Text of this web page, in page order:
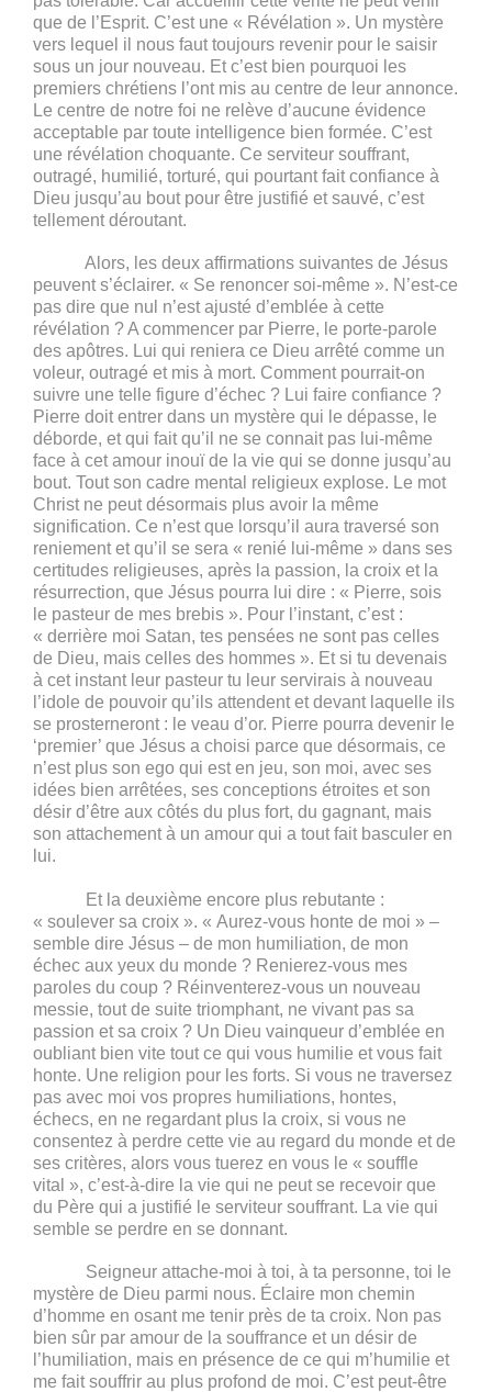
que de l’Esprit. C’est une « Révélation ». Un mystère
vers lequel il nous faut toujours revenir pour le saisir
sous un jour nouveau. Et c’est bien pourquoi les
premiers chrétiens l’ont mis au centre de leur annonce.
Le centre de notre foi ne relève d’aucune évidence
acceptable par toute intelligence bien formée. C’est
une révélation choquante. Ce serviteur souffrant,
outragé, humilié, torturé, qui pourtant fait confiance à
Dieu jusqu’au bout pour être justifié et sauvé, c’est
tellement déroutant.
Alors, les deux affirmations suivantes de Jésus
peuvent s’éclairer. « Se renoncer soi-même ». N’est-ce
pas dire que nul n’est ajusté d’emblée à cette
révélation ? A commencer par Pierre, le porte-parole
des apôtres. Lui qui reniera ce Dieu arrêté comme un
voleur, outragé et mis à mort. Comment pourrait-on
suivre une telle figure d’échec ? Lui faire confiance ?
Pierre doit entrer dans un mystère qui le dépasse, le
déborde, et qui fait qu’il ne se connait pas lui-même
face à cet amour inouï de la vie qui se donne jusqu’au
bout. Tout son cadre mental religieux explose. Le mot
Christ ne peut désormais plus avoir la même
signification. Ce n’est que lorsqu’il aura traversé son
reniement et qu’il se sera « renié lui-même » dans ses
certitudes religieuses, après la passion, la croix et la
résurrection, que Jésus pourra lui dire : « Pierre, sois
le pasteur de mes brebis ». Pour l’instant, c’est :
« derrière moi Satan, tes pensées ne sont pas celles
de Dieu, mais celles des hommes ». Et si tu devenais
à cet instant leur pasteur tu leur servirais à nouveau
l’idole de pouvoir qu’ils attendent et devant laquelle ils
se prosterneront : le veau d’or. Pierre pourra devenir le
‘premier’ que Jésus a choisi parce que désormais, ce
n’est plus son ego qui est en jeu, son moi, avec ses
idées bien arrêtées, ses conceptions étroites et son
désir d’être aux côtés du plus fort, du gagnant, mais
son attachement à un amour qui a tout fait basculer en
lui.
Et la deuxième encore plus rebutante :
« soulever sa croix ». « Aurez-vous honte de moi » –
semble dire Jésus – de mon humiliation, de mon
échec aux yeux du monde ? Renierez-vous mes
paroles du coup ? Réinventerez-vous un nouveau
messie, tout de suite triomphant, ne vivant pas sa
passion et sa croix ? Un Dieu vainqueur d’emblée en
oubliant bien vite tout ce qui vous humilie et vous fait
honte. Une religion pour les forts. Si vous ne traversez
pas avec moi vos propres humiliations, hontes,
échecs, en ne regardant plus la croix, si vous ne
consentez à perdre cette vie au regard du monde et de
ses critères, alors vous tuerez en vous le « souffle
vital », c’est-à-dire la vie qui ne peut se recevoir que
du Père qui a justifié le serviteur souffrant. La vie qui
semble se perdre en se donnant.
Seigneur attache-moi à toi, à ta personne, toi le
mystère de Dieu parmi nous. Éclaire mon chemin
d’homme en osant me tenir près de ta croix. Non pas
bien sûr par amour de la souffrance et un désir de
l’humiliation, mais en présence de ce qui m’humilie et
me fait souffrir au plus profond de moi. C’est peut-être